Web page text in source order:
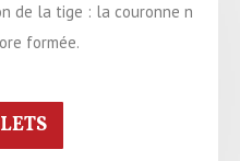
de la tige : la couronne n
formée.